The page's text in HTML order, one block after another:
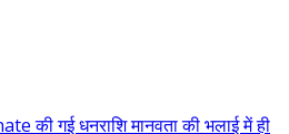
की गई धनराशि मानवता की भलाई में ही